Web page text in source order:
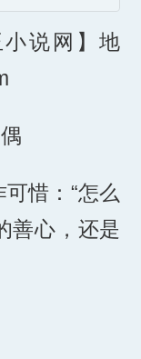
说网】地
惜：“怎么
善心，还是